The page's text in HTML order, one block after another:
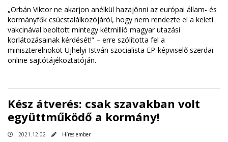
„Orbán Viktor ne akarjon anélkül hazajönni az európai állam- és
kormányfők csúcstalálkozójáról, hogy nem rendezte el a keleti
vakcinával beoltott mintegy kétmillió magyar utazási
korlátozásainak kérdését!” – erre szólította fel a
miniszterelnököt Ujhelyi István szocialista EP-képviselő szerdai
online sajtótájékoztatóján.
Kész átverés: csak szavakban volt
együttműködő a kormány!
2021.12.02 Híres ember